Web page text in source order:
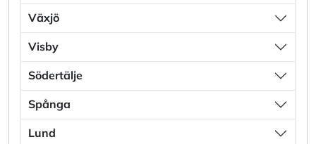
Växjö
Visby
Södertälje
Spånga
Lund